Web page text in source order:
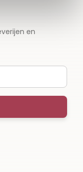
en